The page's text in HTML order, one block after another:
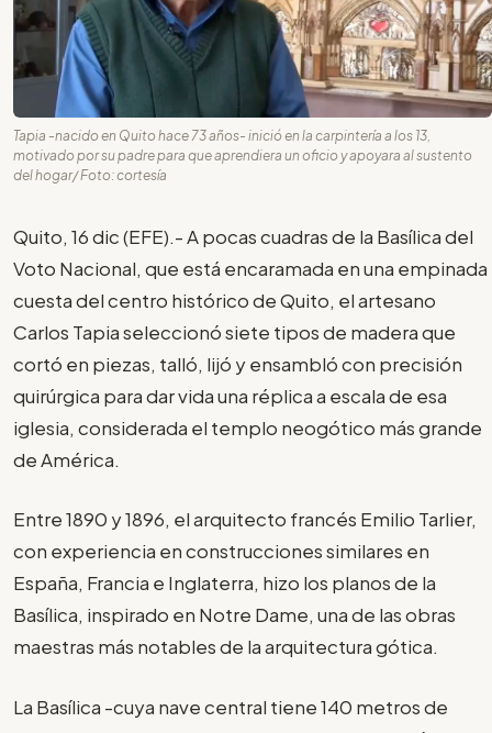
Tapia -nacido en Quito hace 73 años- inició en la carpintería a los 13,
motivado por su padre para que aprendiera un oficio y apoyara al sustento
del hogar/ Foto: cortesía
Quito, 16 dic (EFE).- A pocas cuadras de la Basílica del
Voto Nacional, que está encaramada en una empinada
cuesta del centro histórico de Quito, el artesano
Carlos Tapia seleccionó siete tipos de madera que
cortó en piezas, talló, lijó y ensambló con precisión
quirúrgica para dar vida una réplica a escala de esa
iglesia, considerada el templo neogótico más grande
de América.
Entre 1890 y 1896, el arquitecto francés Emilio Tarlier,
con experiencia en construcciones similares en
España, Francia e Inglaterra, hizo los planos de la
Basílica, inspirado en Notre Dame, una de las obras
maestras más notables de la arquitectura gótica.
La Basílica -cuya nave central tiene 140 metros de